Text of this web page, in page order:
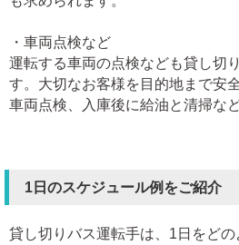
・車両点検など
運転する車両の点検なども貸し切
す。大切なお客様を目的地まで安
車両点検、入庫後に給油と清掃な
1日のスケジュール例をご紹介
貸し切りバス運転手は、1日をど